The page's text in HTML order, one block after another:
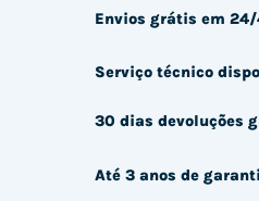
Envios grátis em
Serviço técnico
30 dias devoluções
Até 3 anos de